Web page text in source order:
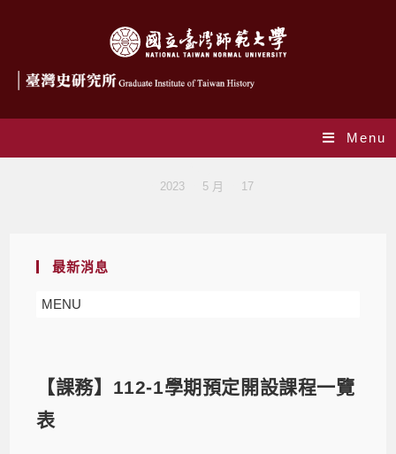
Menu
2023 5 月 17
最新消息
MENU
【課務】112-1學期預定開設課程一覽
表